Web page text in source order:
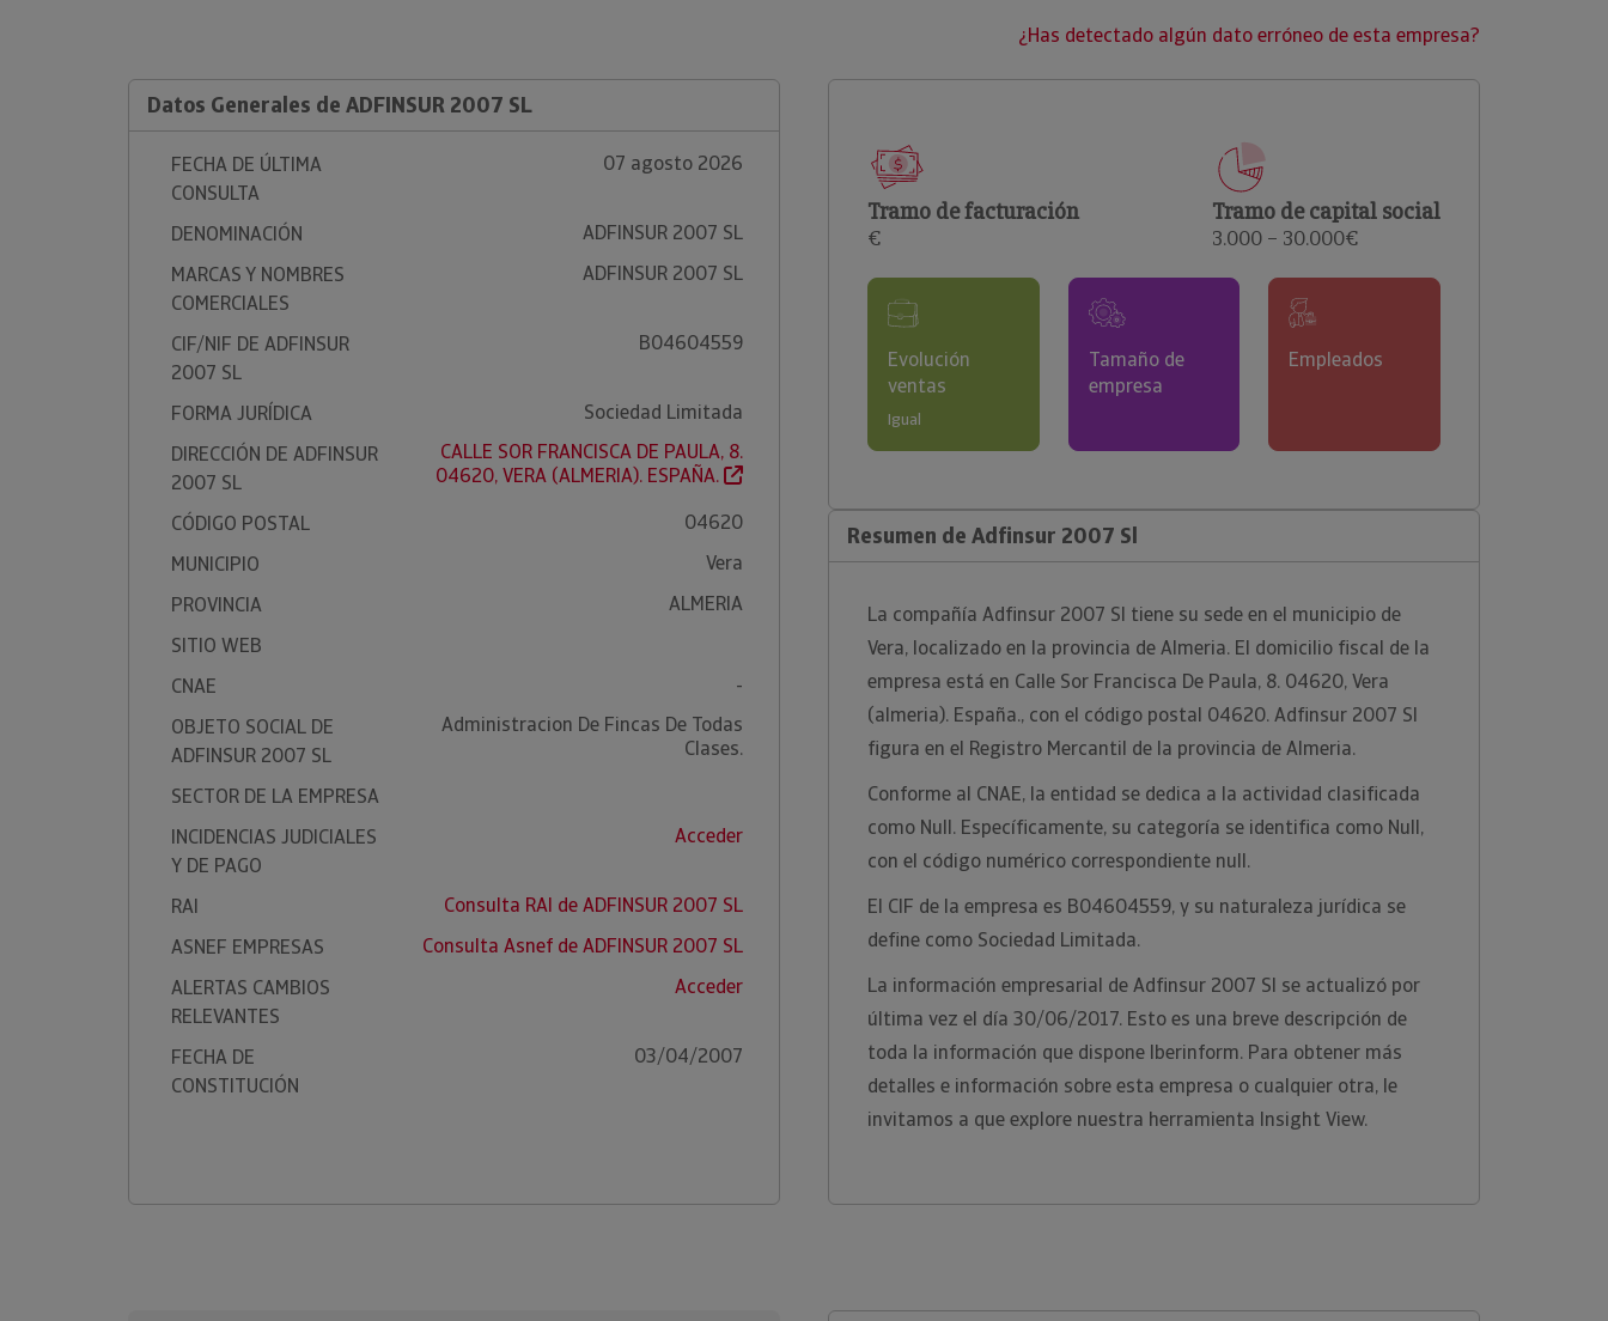
clientes.
¿Has detectado algún dato erróneo de esta empresa?
Datos Generales de ADFINSUR 2007 SL
FECHA DE ÚLTIMA
CONSULTA
07 agosto 2026
DENOMINACIÓN
ADFINSUR 2007 SL
MARCAS Y NOMBRES
COMERCIALES
ADFINSUR 2007 SL
CIF/NIF DE ADFINSUR
2007 SL
B04604559
FORMA JURÍDICA
Sociedad Limitada
DIRECCIÓN DE ADFINSUR
2007 SL
CALLE SOR FRANCISCA DE PAULA, 8.
04620, VERA (ALMERIA). ESPAÑA.
CÓDIGO POSTAL
04620
MUNICIPIO
Vera
PROVINCIA
ALMERIA
SITIO WEB
CNAE
-
OBJETO SOCIAL DE
ADFINSUR 2007 SL
Administracion De Fincas De Todas
Clases.
SECTOR DE LA EMPRESA
INCIDENCIAS JUDICIALES
Y DE PAGO
Acceder
RAI
Consulta RAI de ADFINSUR 2007 SL
ASNEF EMPRESAS
Consulta Asnef de ADFINSUR 2007 SL
ALERTAS CAMBIOS
RELEVANTES
Acceder
FECHA DE
CONSTITUCIÓN
03/04/2007
Tramo de facturación
€
Tramo de capital social
3.000 – 30.000€
Evolución
ventas
Igual
Tamaño de
empresa
Empleados
Resumen de Adfinsur 2007 Sl
La compañía Adfinsur 2007 Sl tiene su sede en el municipio de
Vera, localizado en la provincia de Almeria. El domicilio fiscal de la
empresa está en Calle Sor Francisca De Paula, 8. 04620, Vera
(almeria). España., con el código postal 04620. Adfinsur 2007 Sl
figura en el Registro Mercantil de la provincia de Almeria.
Conforme al CNAE, la entidad se dedica a la actividad clasificada
como Null. Específicamente, su categoría se identifica como Null,
con el código numérico correspondiente null.
El CIF de la empresa es B04604559, y su naturaleza jurídica se
define como Sociedad Limitada.
La información empresarial de Adfinsur 2007 Sl se actualizó por
última vez el día 30/06/2017. Esto es una breve descripción de
toda la información que dispone Iberinform. Para obtener más
detalles e información sobre esta empresa o cualquier otra, le
invitamos a que explore nuestra herramienta Insight View.